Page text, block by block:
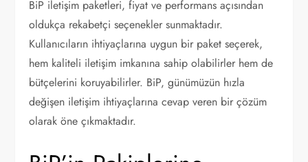
BiP iletişim paketleri, fiyat ve performans açısından
oldukça rekabetçi seçenekler sunmaktadır.
Kullanıcıların ihtiyaçlarına uygun bir paket seçerek,
hem kaliteli iletişim imkanına sahip olabilirler hem de
bütçelerini koruyabilirler. BiP, günümüzün hızla
değişen iletişim ihtiyaçlarına cevap veren bir çözüm
olarak öne çıkmaktadır.